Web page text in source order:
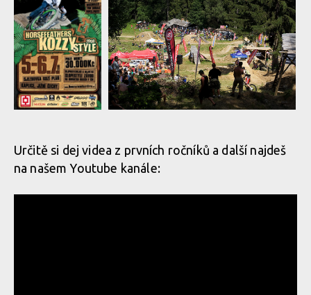
Horsefeathers
Horsefeathers Kozzy Style
Určitě si dej videa z prvních ročníků a další najdeš
na našem Youtube kanále: